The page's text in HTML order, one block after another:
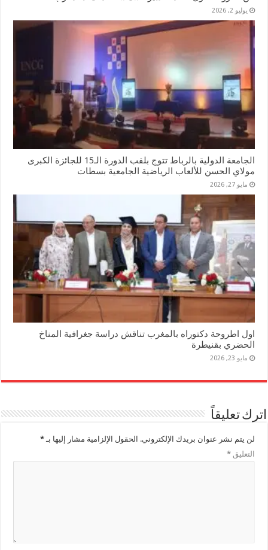
يوليو 2, 2026
الجامعة الدولية بالرباط تتوج بلقب الدورة الـ15 للجائزة الكبرى
مولاي الحسن للألعاب الرياضية الجامعية بسطات
مايو 27, 2026
اول اطروحة دكتوراه بالمغرب تناقش دراسة جغرافية المناخ
الحضري بقنيطرة
مايو 23, 2026
اترك تعليقاً
لن يتم نشر عنوان بريدك الإلكتروني. الحقول الإلزامية مشار إليها بـ*
التعليق*